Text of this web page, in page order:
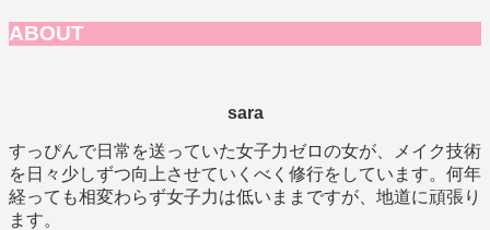
ABOUT
sara
すっぴんで日常を送っていた女子力ゼロの女が、メイク技術
を日々少しずつ向上させていくべく修行をしています。何年
経っても相変わらず女子力は低いままですが、地道に頑張り
ます。